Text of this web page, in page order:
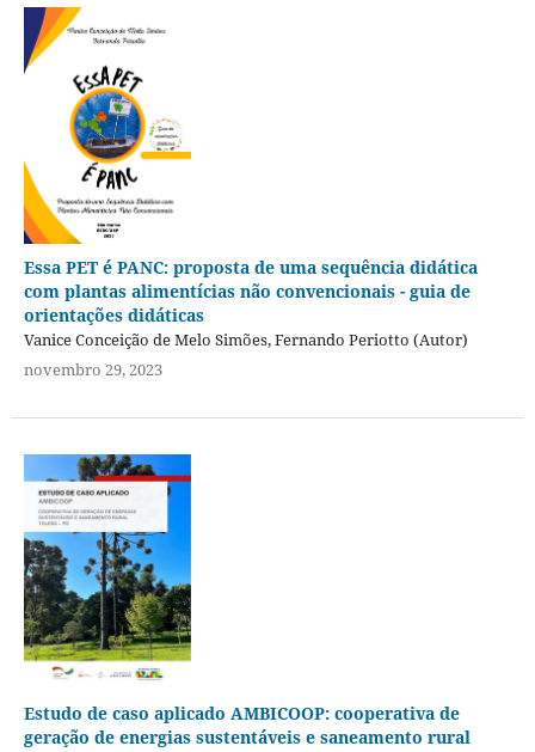
Essa PET é PANC: proposta de uma sequência didática
com plantas alimentícias não convencionais - guia de
orientações didáticas
Vanice Conceição de Melo Simões, Fernando Periotto (Autor)
novembro 29, 2023
Estudo de caso aplicado AMBICOOP: cooperativa de
geração de energias sustentáveis e saneamento rural